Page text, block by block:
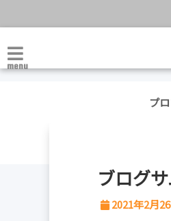
menu
プ
ブログ
2021年2月